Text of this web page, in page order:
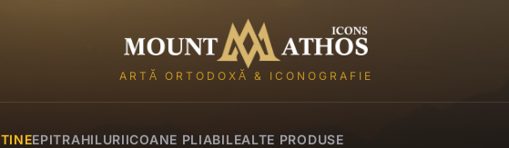
Mount Athos Icons
ARTĂ ORTODOXĂ & ICONOGRAFIE
EPITRAHILURIICOANE PLIABILEALTE PRODUSE